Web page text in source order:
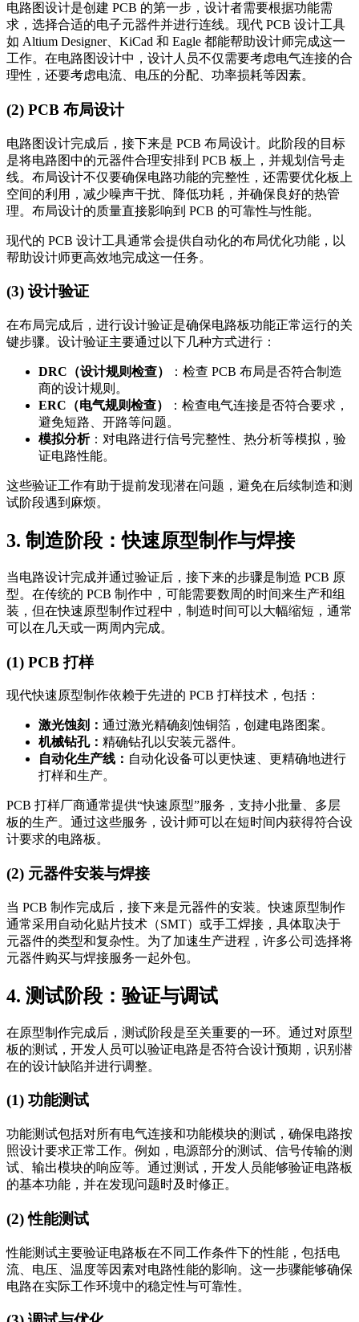
电路图设计是创建 PCB 的第一步，设计者需要根据功能需
求，选择合适的电子元器件并进行连线。现代 PCB 设计工具
如 Altium Designer、KiCad 和 Eagle 都能帮助设计师完成这一
工作。在电路图设计中，设计人员不仅需要考虑电气连接的合
理性，还要考虑电流、电压的分配、功率损耗等因素。
(2) PCB 布局设计
电路图设计完成后，接下来是 PCB 布局设计。此阶段的目标
是将电路图中的元器件合理安排到 PCB 板上，并规划信号走
线。布局设计不仅要确保电路功能的完整性，还需要优化板上
空间的利用，减少噪声干扰、降低功耗，并确保良好的热管
理。布局设计的质量直接影响到 PCB 的可靠性与性能。
现代的 PCB 设计工具通常会提供自动化的布局优化功能，以
帮助设计师更高效地完成这一任务。
(3) 设计验证
在布局完成后，进行设计验证是确保电路板功能正常运行的关
键步骤。设计验证主要通过以下几种方式进行：
DRC（设计规则检查）
：检查 PCB 布局是否符合制造
商的设计规则。
ERC（电气规则检查）
：检查电气连接是否符合要求，
避免短路、开路等问题。
模拟分析：对电路进行信号完整性、热分析等模拟，验
证电路性能。
这些验证工作有助于提前发现潜在问题，避免在后续制造和测
试阶段遇到麻烦。
3. 制造阶段：快速原型制作与焊接
当电路设计完成并通过验证后，接下来的步骤是制造 PCB 原
型。在传统的 PCB 制作中，可能需要数周的时间来生产和组
装，但在快速原型制作过程中，制造时间可以大幅缩短，通常
可以在几天或一两周内完成。
(1) PCB 打样
现代快速原型制作依赖于先进的 PCB 打样技术，包括：
激光蚀刻： 通过激光精确刻蚀铜箔，创建电路图案。
机械钻孔： 精确钻孔以安装元器件。
自动化生产线： 自动化设备可以更快速、更精确地进行
打样和生产。
PCB 打样厂商通常提供“快速原型”服务，支持小批量、多层
板的生产。通过这些服务，设计师可以在短时间内获得符合设
计要求的电路板。
(2) 元器件安装与焊接
当 PCB 制作完成后，接下来是元器件的安装。快速原型制作
通常采用自动化贴片技术（SMT）或手工焊接，具体取决于
元器件的类型和复杂性。为了加速生产进程，许多公司选择将
元器件购买与焊接服务一起外包。
4. 测试阶段：验证与调试
在原型制作完成后，测试阶段是至关重要的一环。通过对原型
板的测试，开发人员可以验证电路是否符合设计预期，识别潜
在的设计缺陷并进行调整。
(1) 功能测试
功能测试包括对所有电气连接和功能模块的测试，确保电路按
照设计要求正常工作。例如，电源部分的测试、信号传输的测
试、输出模块的响应等。通过测试，开发人员能够验证电路板
的基本功能，并在发现问题时及时修正。
(2) 性能测试
性能测试主要验证电路板在不同工作条件下的性能，包括电
流、电压、温度等因素对电路性能的影响。这一步骤能够确保
电路在实际工作环境中的稳定性与可靠性。